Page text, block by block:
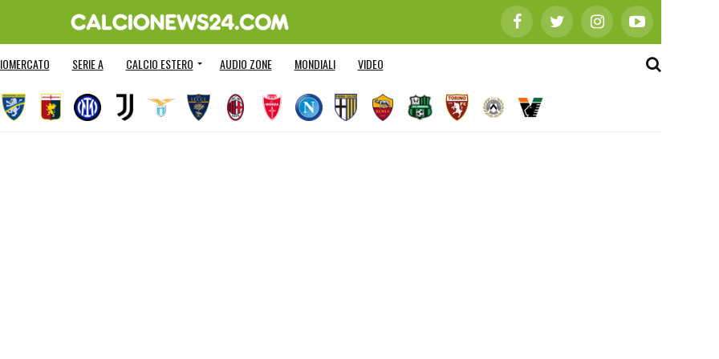
SERIE A CALCIO ESTERO AUDIO ZONE MONDIALI VIDEO